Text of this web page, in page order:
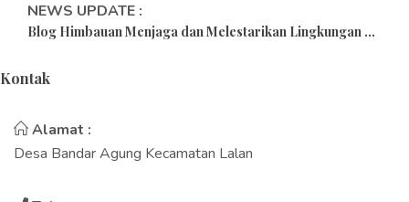
NEWS UPDATE :
Blog Himbauan Menjaga dan Melestarikan Lingkungan ...
Tips Merayakan Pergantian Tahun Baru di Masa
Pandemi...
15 Universitas Terbaik di Indonesia Versi Webometrics
2022...
Kontak
Alamat :
Desa Bandar Agung Kecamatan Lalan